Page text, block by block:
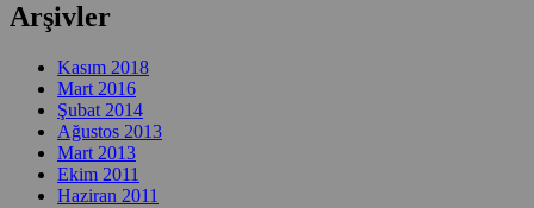
Arşivler
Kasım 2018
Mart 2016
Şubat 2014
Ağustos 2013
Mart 2013
Ekim 2011
Haziran 2011